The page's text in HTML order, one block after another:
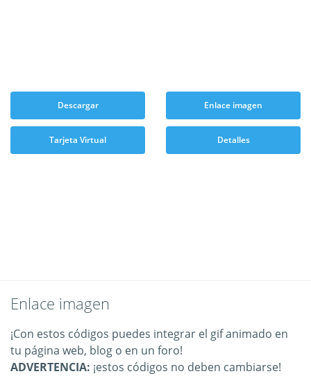
Descargar Enlace imagen
Tarjeta Virtual Detalles
Enlace imagen
¡Con estos códigos puedes integrar el gif animado en
tu página web, blog o en un foro!
ADVERTENCIA: ¡estos códigos no deben cambiarse!